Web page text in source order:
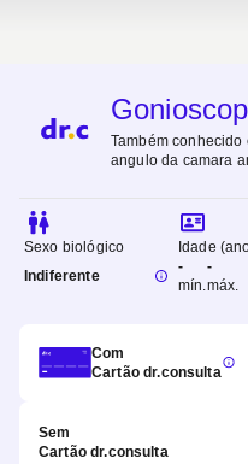
Também conhecido
angulo da camara
Sexo biológico
Indiferente
Idade
-
mín.
-
máx.
Com
Cartão dr.consulta
Sem
Cartão dr.consulta